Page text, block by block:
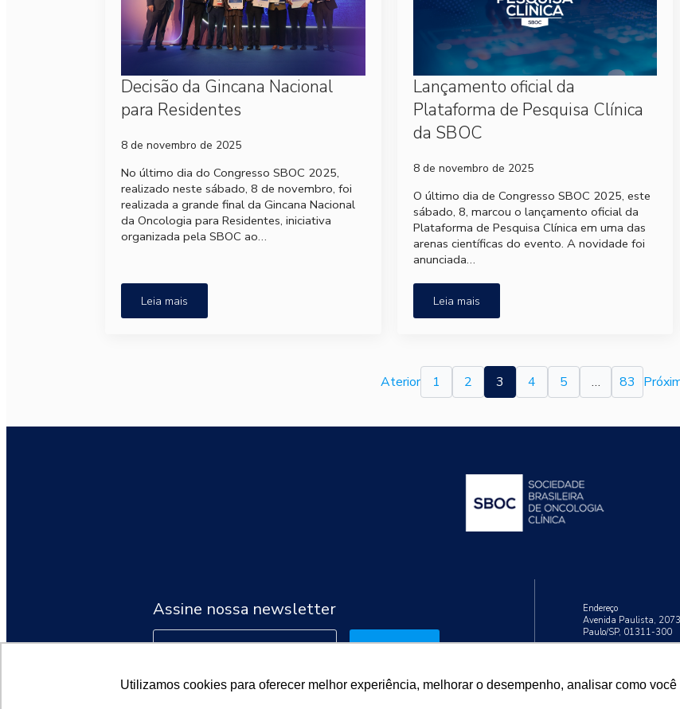
Utilizamos cookies para oferecer melhor experiência, melhorar o desempenho, analisar como
Decisão da Gincana Nacional
para Residentes
8 de novembro de 2025
No último dia do Congresso SBOC 2025,
realizado neste sábado, 8 de novembro, foi
realizada a grande final da Gincana Nacional
da Oncologia para Residentes, iniciativa
organizada pela SBOC ao…
Leia mais
Lançamento oficial da
Plataforma de Pesquisa Clínica
da SBOC
8 de novembro de 2025
O último dia de Congresso SBOC 2025, este
sábado, 8, marcou o lançamento oficial da
Plataforma de Pesquisa Clínica em uma das
arenas científicas do evento. A novidade foi
anunciada…
Leia mais
Aterior 1 2 3 4 5 … 83
Assine nossa newsletter
Endereço
Avenida Paulista,
Paulo/SP, 01311-300